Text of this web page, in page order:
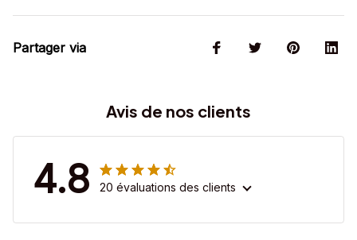
Partager via
Avis de nos clients
4.8 20 évaluations des clients